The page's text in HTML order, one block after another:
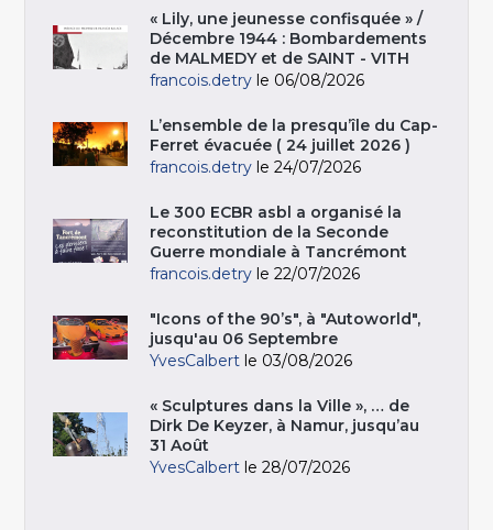
« Lily, une jeunesse confisquée » /
Décembre 1944 : Bombardements
de MALMEDY et de SAINT - VITH
francois.detry le 06/08/2026
L’ensemble de la presqu’île du Cap-
Ferret évacuée ( 24 juillet 2026 )
francois.detry le 24/07/2026
Le 300 ECBR asbl a organisé la
reconstitution de la Seconde
Guerre mondiale à Tancrémont
francois.detry le 22/07/2026
"Icons of the 90’s", à "Autoworld",
jusqu'au 06 Septembre
YvesCalbert le 03/08/2026
« Sculptures dans la Ville », … de
Dirk De Keyzer, à Namur, jusqu’au
31 Août
YvesCalbert le 28/07/2026